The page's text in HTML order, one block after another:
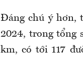
Đáng chú ý hơn,
2024, trong tổng
km, có tới 117